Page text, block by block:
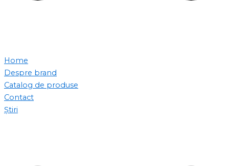
Home
Despre brand
Catalog de produse
Contact
Știri